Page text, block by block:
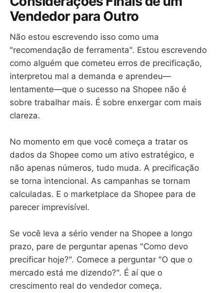
Vendedor para Outro
Não estou escrevendo isso como uma
"recomendação de ferramenta". Estou escrevendo
como alguém que cometeu erros de precificação,
interpretou mal a demanda e aprendeu—
lentamente—que o sucesso na Shopee não é
sobre trabalhar mais. É sobre enxergar com mais
clareza.
No momento em que você começa a tratar os
dados da Shopee como um ativo estratégico, e
não apenas números, tudo muda. A precificação
se torna intencional. As campanhas se tornam
calculadas. E o marketplace da Shopee para de
parecer imprevisível.
Se você leva a sério vender na Shopee a longo
prazo, pare de perguntar apenas "Como devo
precificar hoje?". Comece a perguntar "O que o
mercado está me dizendo?". É aí que o
crescimento real do vendedor começa.